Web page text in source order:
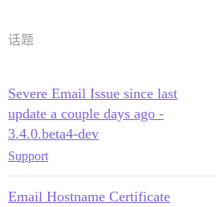
话题
Severe Email Issue since last
update a couple days ago -
3.4.0.beta4-dev
Support
Email Hostname Certificate